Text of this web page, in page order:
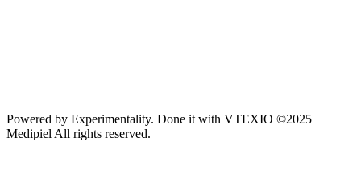
Powered by Experimentality. Done it with VTEXIO ©2025
Medipiel All rights reserved.